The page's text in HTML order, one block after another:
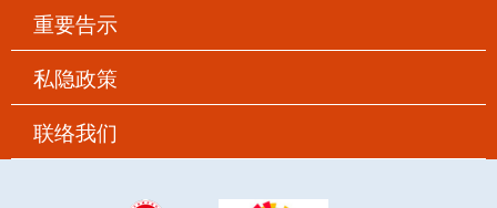
重要告示
私隐政策
联络我们